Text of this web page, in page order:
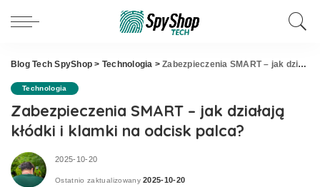
Blog Tech SpyShop > Technologia >Zabezpieczenia SMART – jak działają kłódki i klamki na odcisk palca?
Technologia
Zabezpieczenia SMART – jak działają
kłódki i klamki na odcisk palca?
2025-10-20
Ostatnio zaktualizowany 2025-10-20